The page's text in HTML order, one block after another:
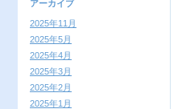
アーカイブ
2025年11月
2025年5月
2025年4月
2025年3月
2025年2月
2025年1月